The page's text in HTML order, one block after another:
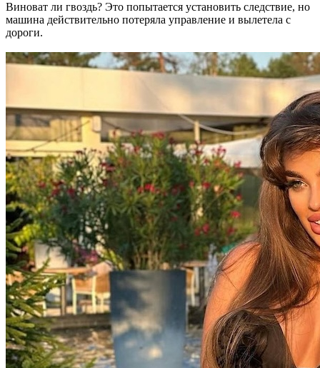
Виноват ли гвоздь? Это попытается установить следствие, но
машина действительно потеряла управление и вылетела с
дороги.